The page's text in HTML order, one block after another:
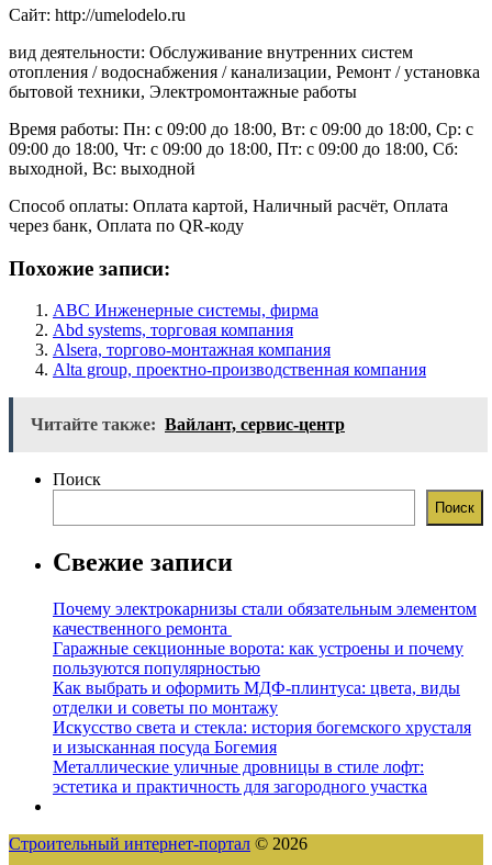
Сайт: http://umelodelo.ru
вид деятельности: Обслуживание внутренних систем
отопления / водоснабжения / канализации, Ремонт / установка
бытовой техники, Электромонтажные работы
Время работы: Пн: с 09:00 до 18:00, Вт: с 09:00 до 18:00, Ср: с
09:00 до 18:00, Чт: с 09:00 до 18:00, Пт: с 09:00 до 18:00, Сб:
выходной, Вс: выходной
Способ оплаты: Оплата картой, Наличный расчёт, Оплата
через банк, Оплата по QR-коду
Похожие записи:
ABC Инженерные системы, фирма
Abd systems, торговая компания
Alsera, торгово-монтажная компания
Alta group, проектно-производственная компания
Читайте также: Вайлант, сервис-центр
Поиск
Поиск
Свежие записи
Почему электрокарнизы стали обязательным элементом
качественного ремонта
Гаражные секционные ворота: как устроены и почему
пользуются популярностью
Как выбрать и оформить МДФ-плинтуса: цвета, виды
отделки и советы по монтажу
Искусство света и стекла: история богемского хрусталя
и изысканная посуда Богемия
Металлические уличные дровницы в стиле лофт:
эстетика и практичность для загородного участка
Строительный интернет-портал © 2026